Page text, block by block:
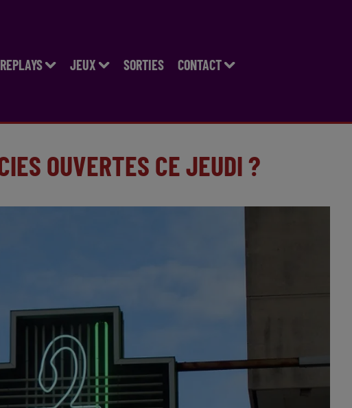
REPLAYS JEUX SORTIES CONTACT
OUVERTES CE JEUDI ?